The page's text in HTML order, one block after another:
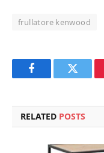
frullatore kenwood
FacebookTwitter
RELATED POSTS